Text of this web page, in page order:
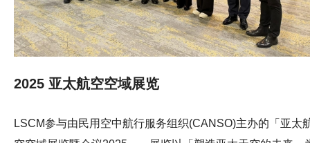
2025 亚太航空空域展览
LSCM参与由民用空中航行服务组织(CANSO)主办的「亚太